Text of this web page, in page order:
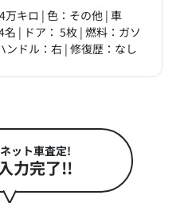
キロ | 色：その他 | 車
| ドア： 5枚 | 燃料：ガソ
ンドル：右 | 修復歴：なし
ット車査定!
力完了!!